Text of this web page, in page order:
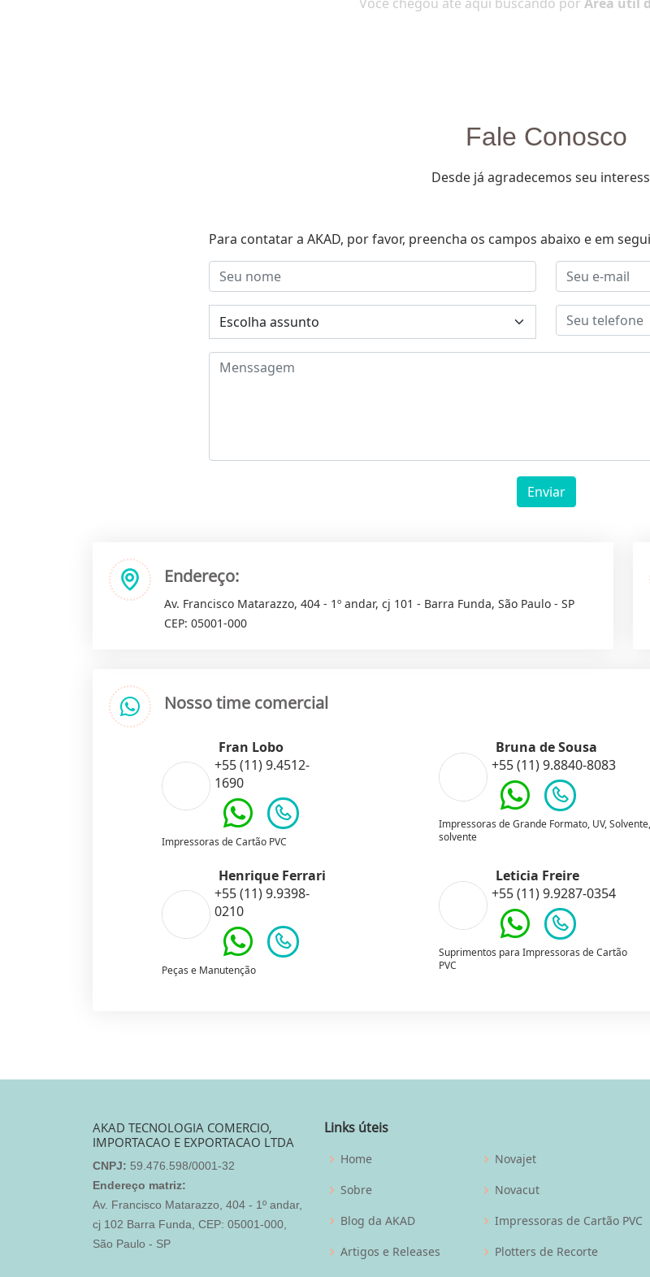
Fale Conosco
Desde já agradecemos seu
Para contatar a AKAD, por favor, preencha os campos abaixo e em
Enviar
Endereço:
Av. Francisco Matarazzo, 404 - 1º andar, cj 101 - Barra Funda, São Paulo - SP
CEP: 05001-000
Nosso time comercial
Fran Lobo
+55 (11) 9.4512-
1690
Impressoras de Cartão PVC
Bruna de Sousa
+55 (11) 9.8840-8083
Impressoras de Grande Formato, UV,
solvente
Henrique Ferrari
+55 (11) 9.9398-
0210
Peças e Manutenção
Leticia Freire
+55 (11) 9.9287-0354
Suprimentos para Impressoras de Cartão
PVC
AKAD TECNOLOGIA COMERCIO,
IMPORTACAO E EXPORTACAO LTDA
CNPJ: 59.476.598/0001-32
Endereço matriz:
Av. Francisco Matarazzo, 404 - 1º andar,
cj 102 Barra Funda, CEP: 05001-000,
São Paulo - SP
Links úteis
Home
Sobre
Blog da AKAD
Artigos e Releases
Novajet
Novacut
Impressoras de Cartão PVC
Plotters de Recorte